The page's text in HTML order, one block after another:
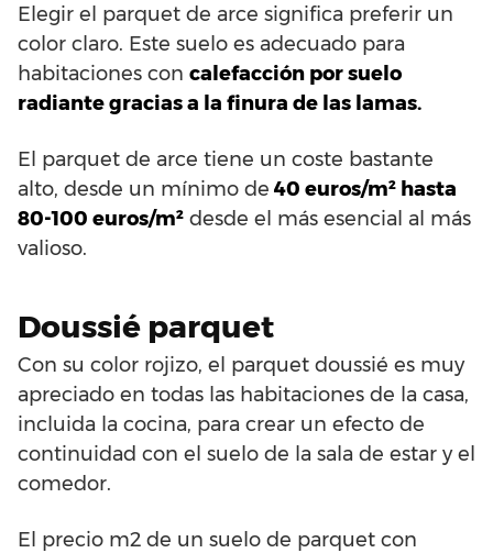
Elegir el parquet de arce significa preferir un
color claro. Este suelo es adecuado para
habitaciones con calefacción por suelo
radiante gracias a la finura de las lamas.
El parquet de arce tiene un coste bastante
alto, desde un mínimo de 40 euros/m² hasta
80-100 euros/m² desde el más esencial al más
valioso.
Doussié parquet
Con su color rojizo, el parquet doussié es muy
apreciado en todas las habitaciones de la casa,
incluida la cocina, para crear un efecto de
continuidad con el suelo de la sala de estar y el
comedor.
El precio m2 de un suelo de parquet con